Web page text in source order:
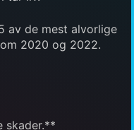
av de mest alvorlige
2020 og 2022.
skader.**